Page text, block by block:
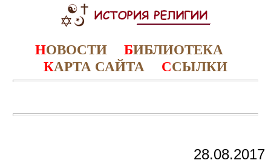
НОВОСТИ БИБЛИОТЕКА
КАРТА САЙТА ССЫЛКИ
28.08.2017